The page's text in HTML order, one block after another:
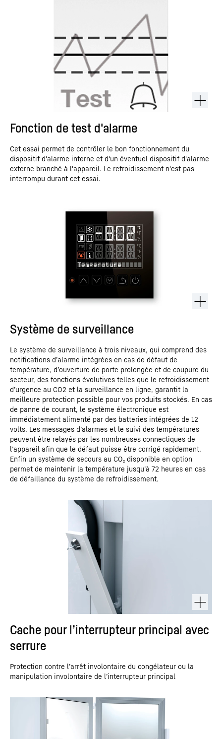
Fonction de test d'alarme
Cet essai permet de contrôler le bon fonctionnement du
dispositif d'alarme interne et d'un éventuel dispositif d'alarme
externe branché à l'appareil. Le refroidissement n'est pas
interrompu durant cet essai.
Système de surveillance
Le système de surveillance à trois niveaux, qui comprend des
notifications d’alarme intégrées en cas de défaut de
température, d’ouverture de porte prolongée et de coupure du
secteur, des fonctions évolutives telles que le refroidissement
d’urgence au CO2 et la surveillance en ligne, garantit la
meilleure protection possible pour vos produits stockés. En cas
de panne de courant, le système électronique est
immédiatement alimenté par des batteries intégrées de 12
volts. Les messages d’alarmes et le suivi des températures
peuvent être relayés par les nombreuses connectiques de
l’appareil afin que le défaut puisse être corrigé rapidement.
Enfin un système de secours au CO₂ disponible en option
permet de maintenir la température jusqu’à 72 heures en cas
de défaillance du système de refroidissement.
Cache pour l’interrupteur principal avec
serrure
Protection contre l’arrêt involontaire du congélateur ou la
manipulation involontaire de l’interrupteur principal